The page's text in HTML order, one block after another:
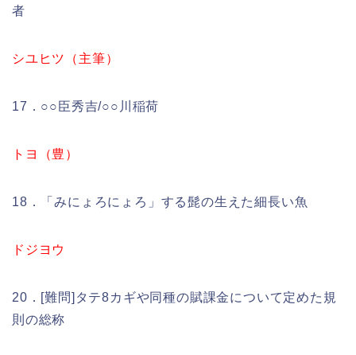
者
シユヒツ（主筆）
17．○○臣秀吉/○○川稲荷
トヨ（豊）
18．「みにょろにょろ」する髭の生えた細長い魚
ドジヨウ
20．[難問]タテ8カギや同種の賦課金について定めた規
則の総称